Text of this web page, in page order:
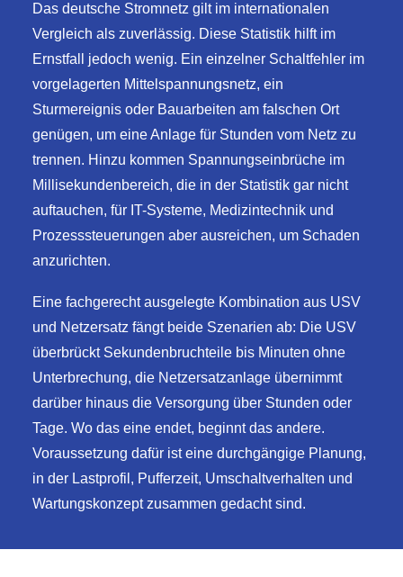
Das deutsche Stromnetz gilt im internationalen
Vergleich als zuverlässig. Diese Statistik hilft im
Ernstfall jedoch wenig. Ein einzelner Schaltfehler im
vorgelagerten Mittelspannungsnetz, ein
Sturmereignis oder Bauarbeiten am falschen Ort
genügen, um eine Anlage für Stunden vom Netz zu
trennen. Hinzu kommen Spannungseinbrüche im
Millisekundenbereich, die in der Statistik gar nicht
auftauchen, für IT-Systeme, Medizintechnik und
Prozesssteuerungen aber ausreichen, um Schaden
anzurichten.
Eine fachgerecht ausgelegte Kombination aus USV
und Netzersatz fängt beide Szenarien ab: Die USV
überbrückt Sekundenbruchteile bis Minuten ohne
Unterbrechung, die Netzersatzanlage übernimmt
darüber hinaus die Versorgung über Stunden oder
Tage. Wo das eine endet, beginnt das andere.
Voraussetzung dafür ist eine durchgängige Planung,
in der Lastprofil, Pufferzeit, Umschaltverhalten und
Wartungskonzept zusammen gedacht sind.